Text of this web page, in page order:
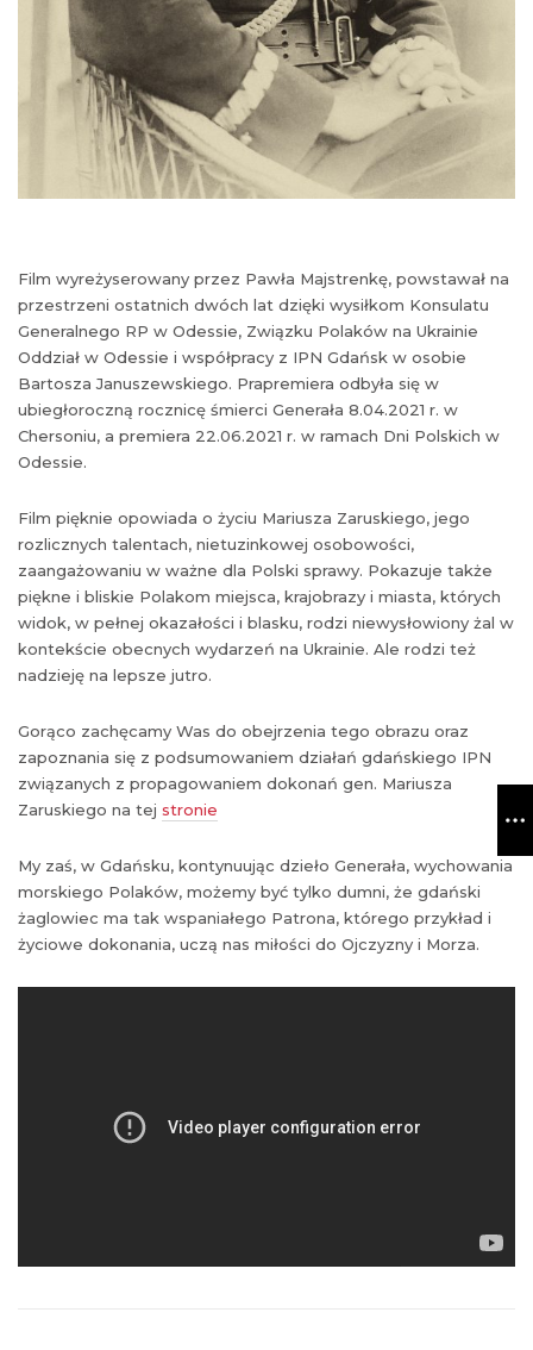
Film wyreżyserowany przez Pawła Majstrenkę, powstawał na
przestrzeni ostatnich dwóch lat dzięki wysiłkom Konsulatu
Generalnego RP w Odessie, Związku Polaków na Ukrainie
Oddział w Odessie i współpracy z IPN Gdańsk w osobie
Bartosza Januszewskiego. Prapremiera odbyła się w
ubiegłoroczną rocznicę śmierci Generała 8.04.2021 r. w
Chersoniu, a premiera 22.06.2021 r. w ramach Dni Polskich w
Odessie.
Film pięknie opowiada o życiu Mariusza Zaruskiego, jego
rozlicznych talentach, nietuzinkowej osobowości,
zaangażowaniu w ważne dla Polski sprawy. Pokazuje także
piękne i bliskie Polakom miejsca, krajobrazy i miasta, których
widok, w pełnej okazałości i blasku, rodzi niewysłowiony żal w
kontekście obecnych wydarzeń na Ukrainie. Ale rodzi też
nadzieję na lepsze jutro.
Gorąco zachęcamy Was do obejrzenia tego obrazu oraz
zapoznania się z podsumowaniem działań gdańskiego IPN
związanych z propagowaniem dokonań gen. Mariusza
Zaruskiego na tej stronie
My zaś, w Gdańsku, kontynuując dzieło Generała, wychowania
morskiego Polaków, możemy być tylko dumni, że gdański
żaglowiec ma tak wspaniałego Patrona, którego przykład i
życiowe dokonania, uczą nas miłości do Ojczyzny i Morza.